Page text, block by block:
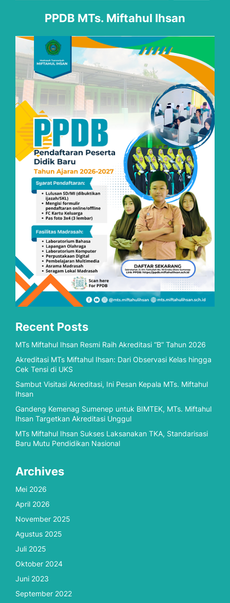
PPDB MTs. Miftahul Ihsan
Recent Posts
MTs Miftahul Ihsan Resmi Raih Akreditasi “B” Tahun 2026
Akreditasi MTs Miftahul Ihsan: Dari Observasi Kelas hingga
Cek Tensi di UKS
Sambut Visitasi Akreditasi, Ini Pesan Kepala MTs. Miftahul
Ihsan
Gandeng Kemenag Sumenep untuk BIMTEK, MTs. Miftahul
Ihsan Targetkan Akreditasi Unggul
MTs Miftahul Ihsan Sukses Laksanakan TKA, Standarisasi
Baru Mutu Pendidikan Nasional
Archives
Mei 2026
April 2026
November 2025
Agustus 2025
Juli 2025
Oktober 2024
Juni 2023
September 2022